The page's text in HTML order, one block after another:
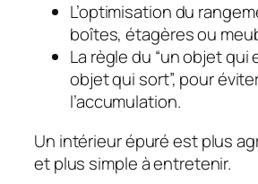
L’optimisation du
boîtes, étagères ou
La règle du “un objet qui
objet qui sort”, pour
l’accumulation.
Un intérieur épuré est plus
et plus simple à entretenir.